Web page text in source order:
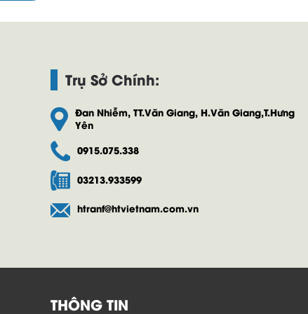
Trụ Sở Chính:
Đan Nhiễm, TT.Văn Giang, H.Văn Giang,T.Hưng
Yên
0915.075.338
03213.933599
htranf@htvietnam.com.vn
THÔNG TIN